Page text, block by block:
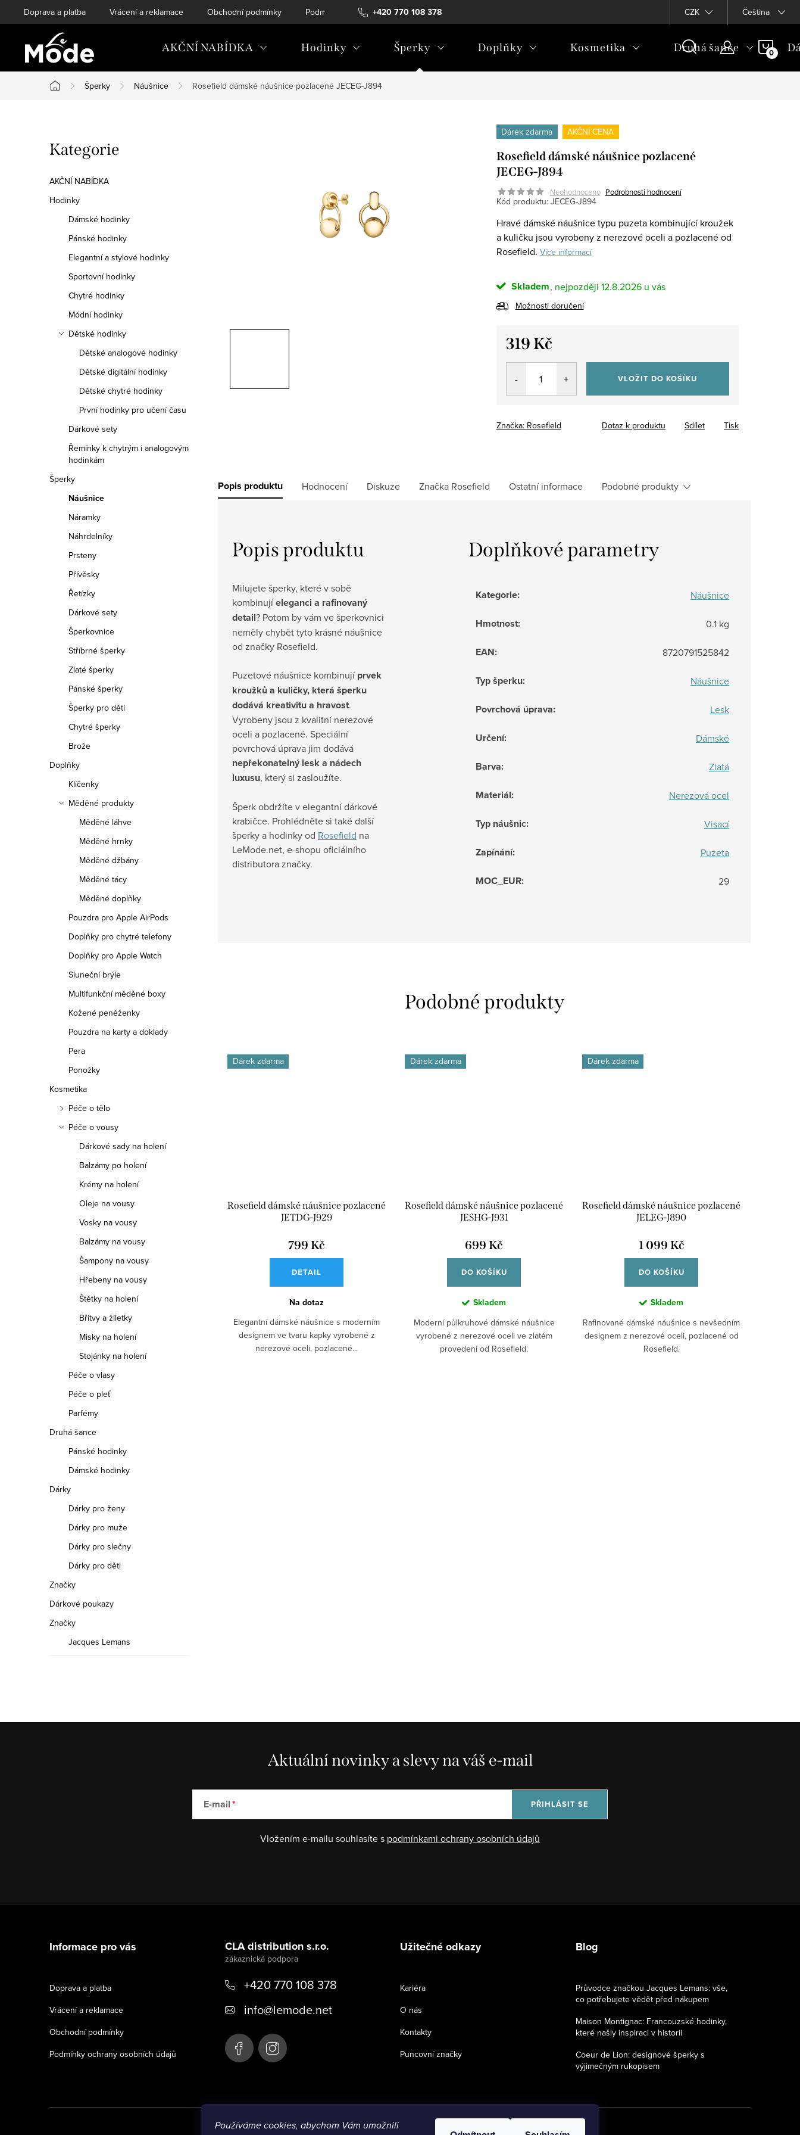
Používáme cookies, abychom Vám umožnili
na
+420 770 108 378
Doprava a platba Vrácení a reklamace Obchodní podmínky Podmínky ochrany osobních údajů CZK Čeština
AKČNÍ NABÍDKA Hodinky Šperky Doplňky Kosmetika Druhá šance
Domů
Šperky Náušnice Rosefield dámské náušnice pozlacené JECEG-J894
o
s
t
Přeskočit
kategorie
Kategorie
AKČNÍ NABÍDKA
Hodinky
Dámské hodinky
Pánské hodinky
Elegantní a stylové hodinky
Sportovní hodinky
Chytré hodinky
Módní hodinky
Dětské hodinky
Dětské analogové hodinky
Dětské digitální hodinky
Dětské chytré hodinky
První hodinky pro učení času
Dárkové sety
Řemínky k chytrým i analogovým
hodinkám
Šperky
Náušnice
Náramky
Náhrdelníky
Prsteny
Přívěsky
Řetízky
Dárkové sety
Šperkovnice
Stříbrné šperky
Zlaté šperky
Pánské šperky
Šperky pro děti
Chytré šperky
Brože
Doplňky
Klíčenky
Měděné produkty
Měděné láhve
Měděné hrnky
Měděné džbány
Měděné tácy
Měděné doplňky
Pouzdra pro Apple AirPods
Doplňky pro chytré telefony
Doplňky pro Apple Watch
Sluneční brýle
Multifunkční měděné boxy
Kožené peněženky
Pouzdra na karty a doklady
Pera
Ponožky
Kosmetika
Péče o tělo
Péče o vousy
Dárkové sady na holení
Balzámy po holení
Krémy na holení
Oleje na vousy
Vosky na vousy
Balzámy na vousy
Šampony na vousy
Hřebeny na vousy
Štětky na holení
Břitvy a žiletky
Misky na holení
Stojánky na holení
Péče o vlasy
Péče o pleť
Parfémy
Druhá šance
Pánské hodinky
Dámské hodinky
Dárky
Dárky pro ženy
Dárky pro muže
Dárky pro slečny
Dárky pro děti
Značky
Dárkové poukazy
Značky
Jacques Lemans
Dárek zdarma AKČNÍ CENA
Rosefield dámské náušnice pozlacené
JECEG-J894
Neohodnoceno Podrobnosti hodnocení
Kód produktu: JECEG-J894
Hravé dámské náušnice typu puzeta kombinující kroužek
a kuličku jsou vyrobeny z nerezové oceli a pozlacené od
Rosefield. Více informací
Skladem 12.8.2026
Možnosti doručení
319 Kč
Měrná
VLOŽIT DO KOŠÍKU
Značka: Rosefield Tisk
Dotaz k produktu Sdílet
Popis produktu Hodnocení Diskuze Značka Rosefield Ostatní informace Podobné produkty
Popis produktu
Milujete šperky, které v sobě
kombinujíeleganci a rafinovaný
detail? Potom by vám ve šperkovnici
neměly chybět tyto krásné náušnice
od značky Rosefield.
Puzetové náušnice kombinujíprvek
kroužků a kuličky, která šperku
dodává kreativitu a hravost.
Vyrobeny jsou z kvalitní nerezové
oceli a pozlacené. Speciální
povrchová úprava jim dodává
nepřekonatelný lesk a nádech
luxusu, který si zasloužíte.
Šperk obdržíte v elegantní dárkové
krabičce. Prohlédněte si také další
šperky a hodinky od Rosefield na
LeMode.net, e-shopu oficiálního
distributora značky.
Doplňkové parametry
Kategorie: Náušnice
Hmotnost: 0.1 kg
EAN: 8720791525842
Typ šperku: Náušnice
Povrchová úprava: Lesk
Určení: Dámské
Barva: Zlatá
Materiál: Nerezová ocel
Typ náušnic: Visací
Zapínání: Puzeta
MOC_EUR: 29
Dárek zdarma
Rosefield dámské náušnice pozlacené
JETDG-J929
799 Kč
DETAIL
Na dotaz
Elegantní dámské náušnice s moderním
designem ve tvaru kapky vyrobené z
nerezové oceli, pozlacené...
Dárek zdarma
Rosefield dámské náušnice pozlacené
JESHG-J931
699 Kč
DO KOŠÍKU
Skladem
Moderní půlkruhové dámské náušnice
vyrobené z nerezové oceli ve zlatém
provedení od Rosefield.
Dárek zdarma
Rosefield dámské náušnice pozlacené
JELEG-J890
1 099 Kč
DO KOŠÍKU
Skladem
Rafinované dámské náušnice s nevšedním
designem z nerezové oceli, pozlacené od
Rosefield.
Aktuální novinky a slevy na váš e-mail
E-mail
Vložením e-mailu souhlasíte s podmínkami ochrany osobních údajů
PŘIHLÁSIT SE
Informace pro vás
Doprava a platba
Vrácení a reklamace
Obchodní podmínky
Podmínky ochrany osobních údajů
CLA distribution s.r.o.
+420 770 108 378
info@lemode.net
Užitečné odkazy
Kariéra
O nás
Kontakty
Puncovní značky
Blog
Průvodce značkou Jacques Lemans: vše,
co potřebujete vědět před nákupem
Maison Montignac: Francouzské hodinky,
které našly inspiraci v historii
Coeur de Lion: designové šperky s
výjimečným rukopisem